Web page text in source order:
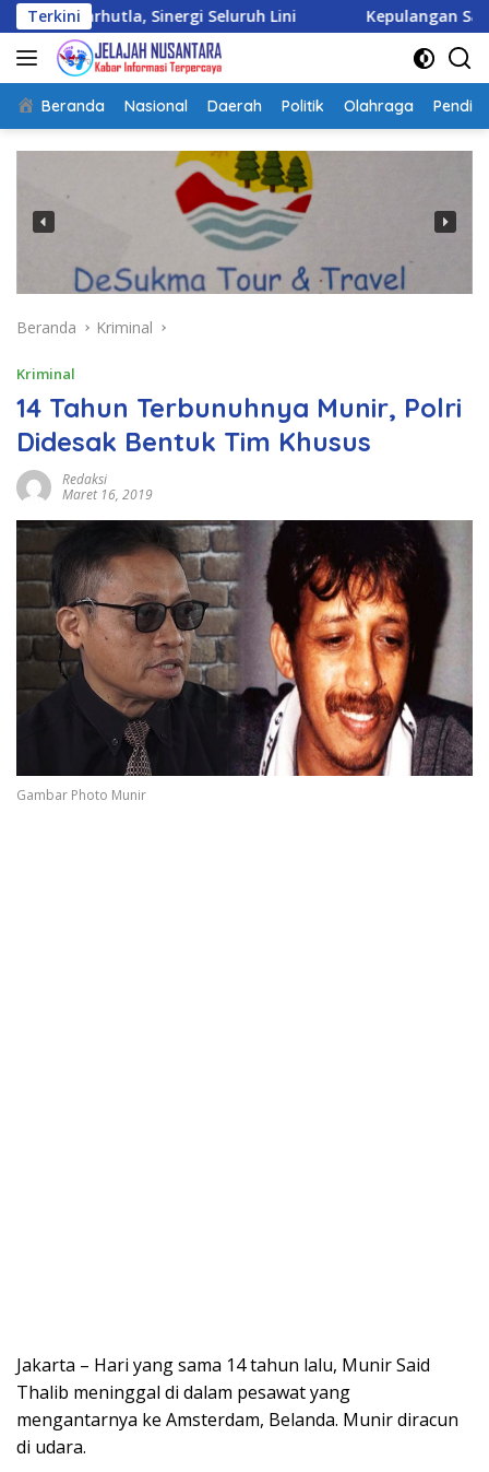
Langsung
ke
konten
TerkiniSinergi Seluruh Lini Kepulangan Satgas Kizi
Beranda Nasional Daerah Politik Olahraga
Beranda Kriminal
Kriminal
14 Tahun Terbunuhnya Munir, Polri
Didesak Bentuk Tim Khusus
Redaksi
Maret 16, 2019
Gambar Photo Munir
Jakarta – Hari yang sama 14 tahun lalu, Munir Said
Thalib meninggal di dalam pesawat yang
mengantarnya ke Amsterdam, Belanda. Munir diracun
di udara.